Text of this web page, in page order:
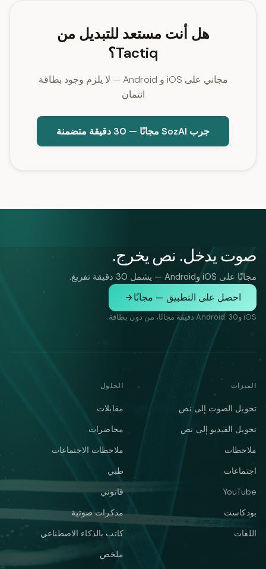
هل أنت مستعد للتبديل من
Tactiq؟
مجاني على iOS و Android — لا يلزم وجود بطاقة
ائتمان
جرب SozAI مجانًا — 30 دقيقة متضمنة
صوت يدخل. نص يخرج.
مجانًا على iOS وAndroid — يشمل 30 دقيقة تفريغ.
احصل على التطبيق — مجانًا
iOS وAndroid. 30 دقيقة مجانًا، من دون بطاقة.
الميزات
تحويل الصوت إلى نص
تحويل الفيديو إلى نص
ملاحظات
اجتماعات
YouTube
بودكاست
اللغات
الحلول
مقابلات
محاضرات
ملاحظات الاجتماعات
طبي
قانوني
مذكرات صوتية
كاتب بالذكاء الاصطناعي
ملخص